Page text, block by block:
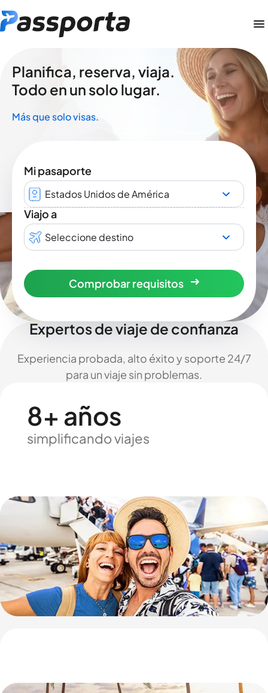
Planifica, reserva, viaja.
Todo en un solo lugar.
Más que solo visas.
Mi pasaporte
Estados Unidos de América
Viajo a
Seleccione destino
Comprobar requisitos
Expertos de viaje de confianza
Experiencia probada, alto éxito y soporte 24/7
para un viaje sin problemas.
8+ años
simplificando viajes